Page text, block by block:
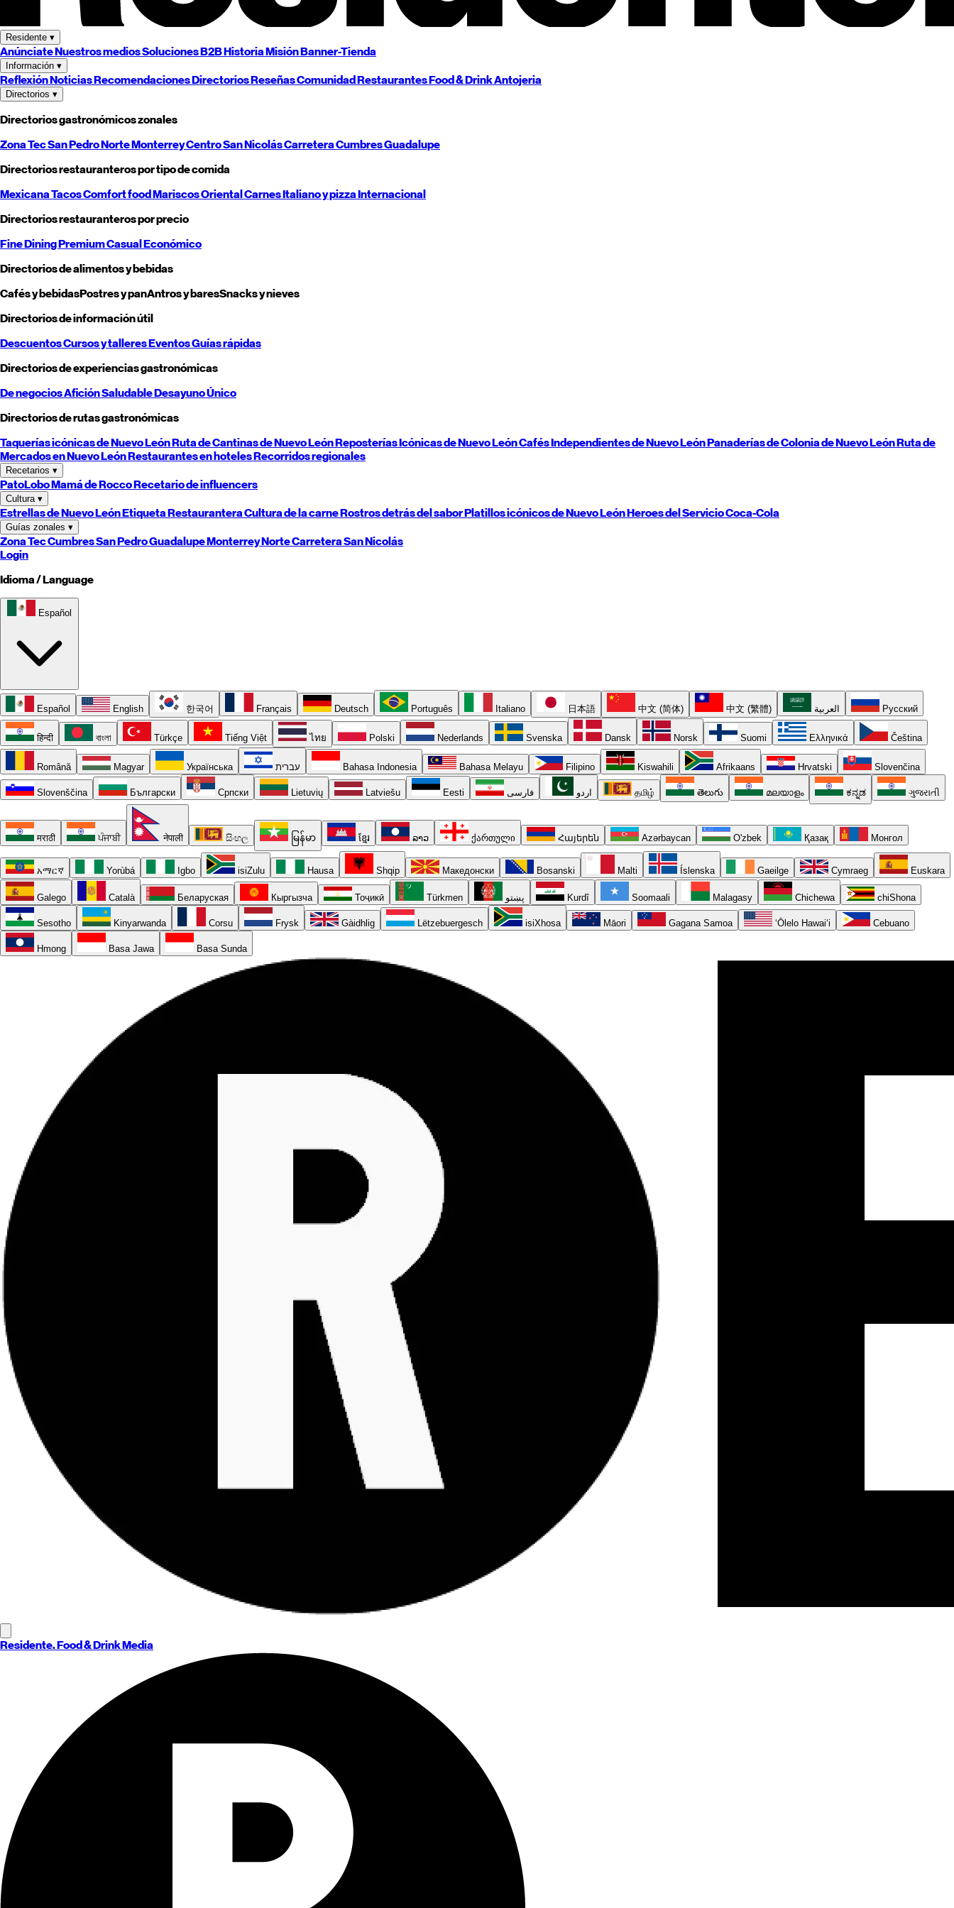
Residente ▾
AnúnciateNuestros mediosSoluciones B2BHistoriaMisiónBanner-Tienda
Información ▾
ReflexiónNoticiasRecomendacionesDirectoriosReseñasComunidadRestaurantesFood & DrinkAntojeria
Directorios ▾
Directorios gastronómicos zonales
Zona TecSan PedroNorteMonterreyCentroSan NicolásCarreteraCumbresGuadalupe
Directorios restauranteros por tipo de comida
MexicanaTacosComfort foodMariscosOrientalCarnesItaliano y pizzaInternacional
Directorios restauranteros por precio
Fine DiningPremiumCasualEconómico
Directorios de alimentos y bebidas
Cafés y bebidasPostres y panAntros y baresSnacks y nieves
Directorios de información útil
DescuentosCursos y talleresEventosGuías rápidas
Directorios de experiencias gastronómicas
De negociosAficiónSaludableDesayunoÚnico
Directorios de rutas gastronómicas
Taquerías icónicas deNuevo LeónRuta de Cantinas deNuevo LeónReposterías Icónicas deNuevo LeónCafés Independientes deNuevo LeónPanaderías de Colonia deNuevo LeónRuta de
Mercados enNuevo LeónRestaurantes en hotelesRecorridos regionales
Recetarios ▾
PatoLoboMamá de RoccoRecetario de influencers
Cultura ▾
Estrellas deNuevo LeónEtiqueta RestauranteraCultura de la carneRostros detrás del saborPlatillos icónicos deNuevo LeónHeroes del Servicio Coca-Cola
Guías zonales ▾
Zona TecCumbresSan PedroGuadalupeMonterreyNorteCarreteraSan Nicolás
Login
Idioma / Language
Español
Español English 한국어 Français Deutsch Português Italiano 日本語 中文 (简体) 中文 (繁體) العربية Русский
हिन्दी বাংলা Türkçe Tiếng Việt ไทย Polski Nederlands Svenska Dansk Norsk Suomi Ελληνικά Čeština
Română Magyar Українська עברית Bahasa Indonesia Bahasa Melayu Filipino Kiswahili Afrikaans Hrvatski Slovenčina
Slovenščina Български Српски Lietuvių Latviešu Eesti فارسی اردو தமிழ் తెలుగు മലയാളം ಕನ್ನಡ ગુજરાતી
मराठी ਪੰਜਾਬੀ नेपाली සිංහල မြန်မာ ខ្មែរ ລາວ ქართული Հայերեն Azərbaycan O'zbek Қазақ Монгол
አማርኛ Yorùbá Igbo isiZulu Hausa Shqip Македонски Bosanski Malti Íslenska Gaeilge Cymraeg Euskara
Galego Català Беларуская Кыргызча Тоҷикӣ Türkmen پښتو Kurdî Soomaali Malagasy Chichewa chiShona
Sesotho Kinyarwanda Corsu Frysk Gàidhlig Lëtzebuergesch isiXhosa Māori Gagana Samoa ʻŌlelo Hawaiʻi Cebuano
Hmong Basa Jawa Basa Sunda
Residente. Food & Drink Media